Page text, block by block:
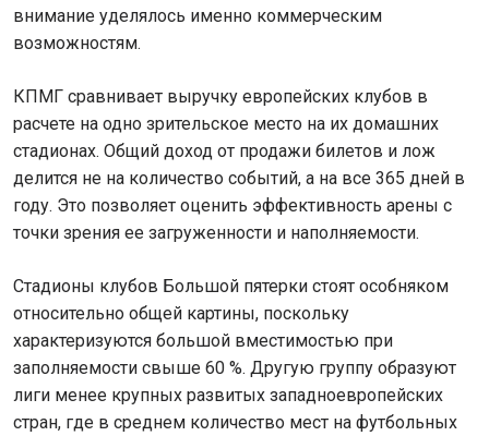
внимание уделялось именно коммерческим
возможностям.
КПМГ сравнивает выручку европейских клубов в
расчете на одно зрительское место на их домашних
стадионах. Общий доход от продажи билетов и лож
делится не на количество событий, а на все 365 дней в
году. Это позволяет оценить эффективность арены с
точки зрения ее загруженности и наполняемости.
Стадионы клубов Большой пятерки стоят особняком
относительно общей картины, поскольку
характеризуются большой вместимостью при
заполняемости свыше 60 %. Другую группу образуют
лиги менее крупных развитых западноевропейских
стран, где в среднем количество мест на футбольных